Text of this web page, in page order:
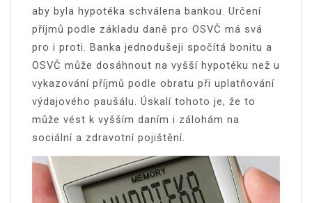
aby byla hypotéka schválena bankou. Určení
příjmů podle základu daně pro OSVČ má svá
pro i proti. Banka jednodušeji spočítá bonitu a
OSVČ může dosáhnout na vyšší hypotéku než u
vykazování příjmů podle obratu při uplatňování
výdajového paušálu. Úskalí tohoto je, že to
může vést k vyšším daním i zálohám na
sociální a zdravotní pojištění.